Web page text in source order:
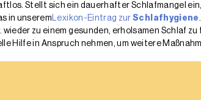
Stellt sich ein dauerhafter Schlafmangel
in unserem Lexikon-Eintrag zurSchlafhygiene
wieder zu einem gesunden, erholsamen Schlaf
Hilfe in Anspruch nehmen, um weitere